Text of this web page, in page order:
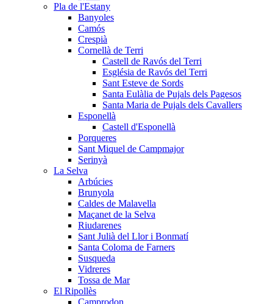
Pla de l'Estany
Banyoles
Camós
Crespià
Cornellà de Terri
Castell de Ravós del Terri
Església de Ravós del Terri
Sant Esteve de Sords
Santa Eulàlia de Pujals dels Pagesos
Santa Maria de Pujals dels Cavallers
Esponellà
Castell d'Esponellà
Porqueres
Sant Miquel de Campmajor
Serinyà
La Selva
Arbúcies
Brunyola
Caldes de Malavella
Maçanet de la Selva
Riudarenes
Sant Julià del Llor i Bonmatí
Santa Coloma de Farners
Susqueda
Vidreres
Tossa de Mar
El Ripollès
Camprodon